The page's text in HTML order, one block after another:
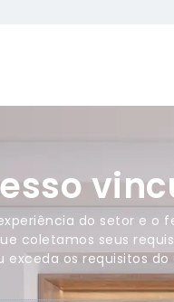
do setor e
coletamos seus
exceda os requisitos do